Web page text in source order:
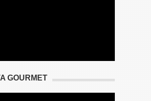
GOURMET